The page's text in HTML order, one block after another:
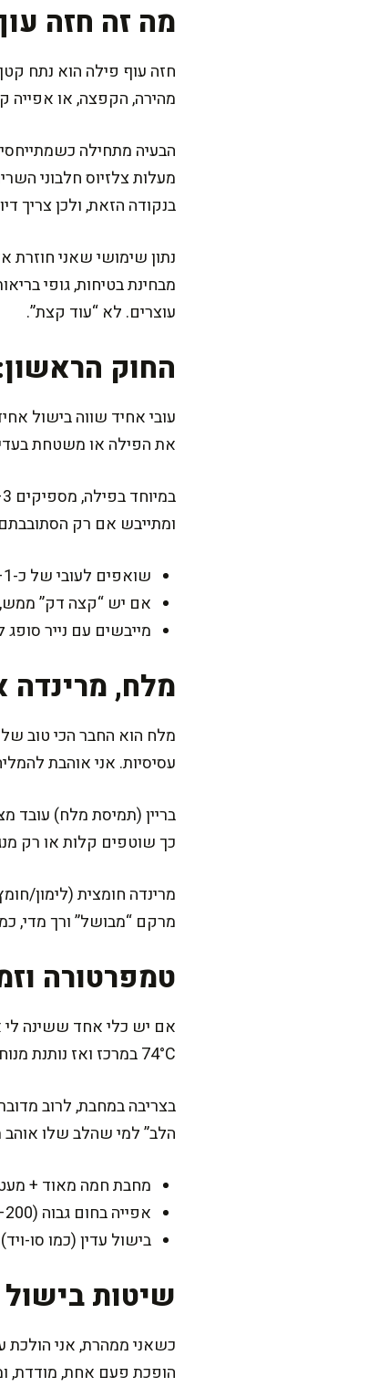
מה זה חזה
חזה עוף פילה הוא נתח
מהירה, הקפצה, או אפייה
מעלות צלזיוס חלבוני
בנקודה הזאת, ולכן צריך
עוצרים. לא “עוד קצת”.
החוק
עובי אחיד שווה בישול
את הפילה או משטחת
ומתייבש אם רק
שואפים לעובי של כ-1–1.5 ס”מ לרוב שיטות הצריבה.
אם יש “קצה דק” ממש,
מייבשים עם נייר סופג
מלח, מרינדה
מלח הוא החבר הכי טוב
עסיסיות. אני אוהבת להמליח 20–40 דקות לפני הבישול, או להכין בריין קצר של מים ומלח אם יש
כך שוטפים קלות או רק
מרינדה חומצית (לימון/
מרקם “מבושל” ורך מדי, כמעט
טמפרטורה
74°C במרכז ואז נותנת מנוחה של 3–5 דקות, שבה הטמפרטורה ממשיכה לעלות מעט (Carryover cooking).
הלב” למי שהלב שלו אוהב
מחבת חמה מאוד +
אפייה בחום גבוה (200–220°C): זמן קצר, מתאים לכמות גדולה.
בישול עדין (כמו סו-
שיטות
כשאני ממהרת, אני
הופכת פעם אחת, מודדת,